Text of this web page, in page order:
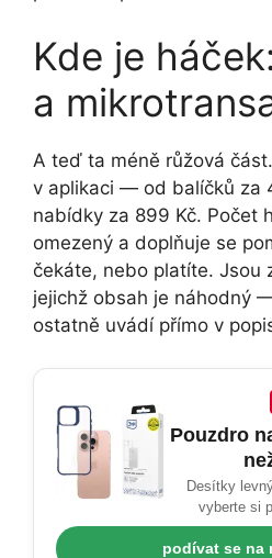
Kde je
a
A teď ta méně růžová
v aplikaci — od balíčků za
nabídky za 899 Kč. Počet
omezený a doplňuje se
čekáte, nebo platíte. Jsou
jejichž obsah je náhodný
ostatně uvádí přímo v
Pouzdro
Desítky
vyberte si
podívat se na